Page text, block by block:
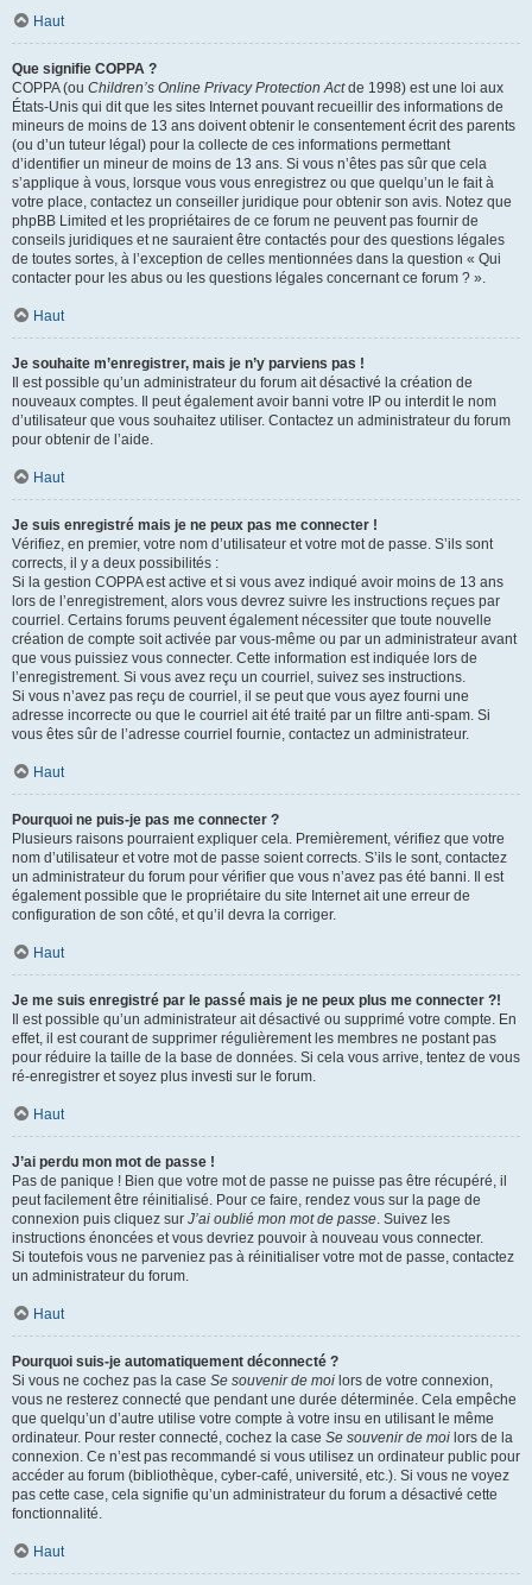
Haut
Que signifie COPPA ?
COPPA (ou Children’s Online Privacy Protection Actde 1998) est une loi aux
États-Unis qui dit que les sites Internet pouvant recueillir des informations de
mineurs de moins de 13 ans doivent obtenir le consentement écrit des parents
(ou d’un tuteur légal) pour la collecte de ces informations permettant
d’identifier un mineur de moins de 13 ans. Si vous n’êtes pas sûr que cela
s’applique à vous, lorsque vous vous enregistrez ou que quelqu’un le fait à
votre place, contactez un conseiller juridique pour obtenir son avis. Notez que
phpBB Limited et les propriétaires de ce forum ne peuvent pas fournir de
conseils juridiques et ne sauraient être contactés pour des questions légales
de toutes sortes, à l’exception de celles mentionnées dans la question « Qui
contacter pour les abus ou les questions légales concernant ce forum ? ».
Haut
Je souhaite m’enregistrer, mais je n’y parviens pas !
Il est possible qu’un administrateur du forum ait désactivé la création de
nouveaux comptes. Il peut également avoir banni votre IP ou interdit le nom
d’utilisateur que vous souhaitez utiliser. Contactez un administrateur du forum
pour obtenir de l’aide.
Haut
Je suis enregistré mais je ne peux pas me connecter !
Vérifiez, en premier, votre nom d’utilisateur et votre mot de passe. S’ils sont
corrects, il y a deux possibilités :
Si la gestion COPPA est active et si vous avez indiqué avoir moins de 13 ans
lors de l’enregistrement, alors vous devrez suivre les instructions reçues par
courriel. Certains forums peuvent également nécessiter que toute nouvelle
création de compte soit activée par vous-même ou par un administrateur avant
que vous puissiez vous connecter. Cette information est indiquée lors de
l’enregistrement. Si vous avez reçu un courriel, suivez ses instructions.
Si vous n’avez pas reçu de courriel, il se peut que vous ayez fourni une
adresse incorrecte ou que le courriel ait été traité par un filtre anti-spam. Si
vous êtes sûr de l’adresse courriel fournie, contactez un administrateur.
Haut
Pourquoi ne puis-je pas me connecter ?
Plusieurs raisons pourraient expliquer cela. Premièrement, vérifiez que votre
nom d’utilisateur et votre mot de passe soient corrects. S’ils le sont, contactez
un administrateur du forum pour vérifier que vous n’avez pas été banni. Il est
également possible que le propriétaire du site Internet ait une erreur de
configuration de son côté, et qu’il devra la corriger.
Haut
Je me suis enregistré par le passé mais je ne peux plus me connecter ?!
Il est possible qu’un administrateur ait désactivé ou supprimé votre compte. En
effet, il est courant de supprimer régulièrement les membres ne postant pas
pour réduire la taille de la base de données. Si cela vous arrive, tentez de vous
ré-enregistrer et soyez plus investi sur le forum.
Haut
J’ai perdu mon mot de passe !
Pas de panique ! Bien que votre mot de passe ne puisse pas être récupéré, il
peut facilement être réinitialisé. Pour ce faire, rendez vous sur la page de
connexion puis cliquez sur J’ai oublié mon mot de passe. Suivez les
instructions énoncées et vous devriez pouvoir à nouveau vous connecter.
Si toutefois vous ne parveniez pas à réinitialiser votre mot de passe, contactez
un administrateur du forum.
Haut
Pourquoi suis-je automatiquement déconnecté ?
Si vous ne cochez pas la case Se souvenir de moi lors de votre connexion,
vous ne resterez connecté que pendant une durée déterminée. Cela empêche
que quelqu’un d’autre utilise votre compte à votre insu en utilisant le même
ordinateur. Pour rester connecté, cochez la case Se souvenir de moi lors de la
connexion. Ce n’est pas recommandé si vous utilisez un ordinateur public pour
accéder au forum (bibliothèque, cyber-café, université, etc.). Si vous ne voyez
pas cette case, cela signifie qu’un administrateur du forum a désactivé cette
fonctionnalité.
Haut